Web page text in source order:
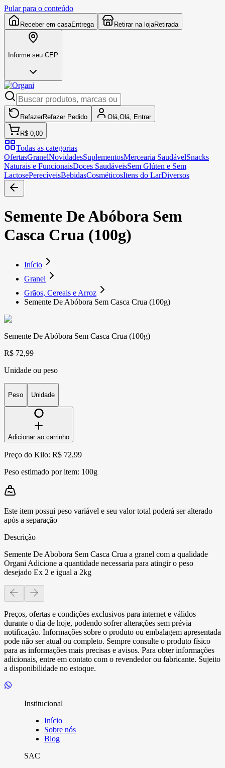
Pular para o conteúdo
Receber em casaEntrega Retirar na lojaRetirada
Informe seu CEP
RefazerRefazer Pedido Olá, Olá, Entrar
R$ 0,00
Todas as categorias
OfertasGranelNovidadesSuplementosMercearia SaudávelSnacks
Naturais e FuncionaisDoces SaudáveisSem Glúten e Sem
LactosePerecíveisBebidasCosméticosItens do LarDiversos
Semente De Abóbora Sem
Casca Crua (100g)
Início
Granel
Grãos, Cereais e Arroz
Semente De Abóbora Sem Casca Crua (100g)
Semente De Abóbora Sem Casca Crua (100g)
R$ 72,99
Unidade ou peso
Peso Unidade
Adicionar ao carrinho
Preço do Kilo: R$ 72,99
Peso estimado por item: 100g
Este item possui peso variável e seu valor total poderá ser alterado
após a separação
Descrição
Semente De Abobora Sem Casca Crua a granel com a qualidade
Organi Adicione a quantidade necessaria para atingir o peso
desejado Ex 2 e igual a 2kg
Preços, ofertas e condições exclusivos para internet e válidos
durante o dia de hoje, podendo sofrer alterações sem prévia
notificação. Informações sobre o produto ou embalagem apresentada
pode não ser atual ou completo. Sempre consulte o produto físico
para as informações mais precisas e avisos. Para obter informações
adicionais, entre em contato com o revendedor ou fabricante. Sujeito
a disponibilidade no estoque.
Institucional
Início
Sobre nós
Blog
SAC